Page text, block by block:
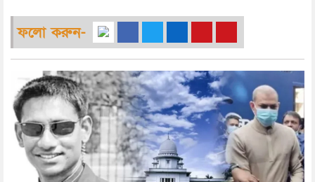
ফলো করুন-